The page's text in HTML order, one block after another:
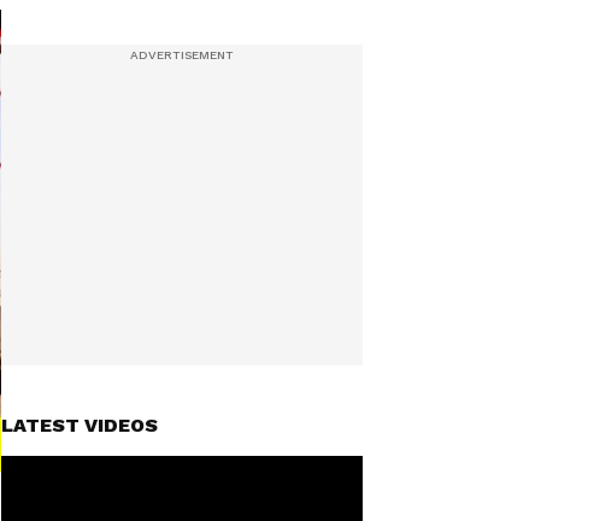
LATEST VIDEOS